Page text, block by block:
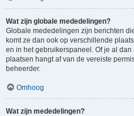
Wat zijn globale mededelingen?
Globale mededelingen zijn berichten
komt ze dan ook op verschillende
en in het gebruikerspaneel. Of je al
plaatsen hangt af van de vereiste
beheerder.
Omhoog
Wat zijn mededelingen?